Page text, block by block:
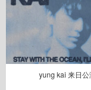
yung kai 来日公